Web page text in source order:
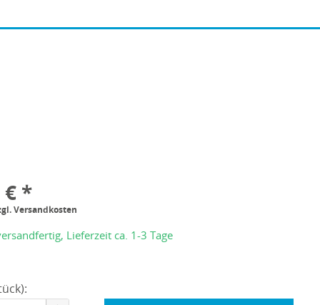
€ *
Versandkosten
Lieferzeit ca. 1-3 Tage